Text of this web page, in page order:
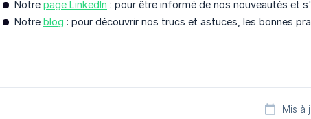
Notre page LinkedIn : pour être informé de nos nouveautés et
Notre blog : pour découvrir nos trucs et astuces, les bonnes
Mis à